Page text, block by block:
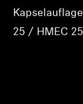
Support
25 / HMEC
Ihre zuvor